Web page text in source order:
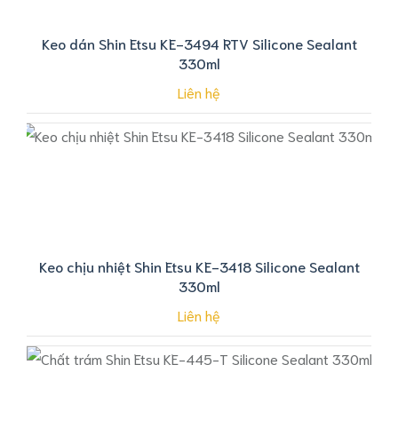
Keo dán Shin Etsu KE-3494 RTV Silicone Sealant
330ml
Liên hệ
Keo chịu nhiệt Shin Etsu KE-3418 Silicone Sealant
330ml
Liên hệ